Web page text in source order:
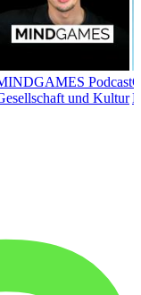
Podcast
und Kultur